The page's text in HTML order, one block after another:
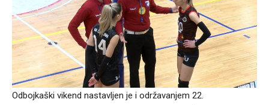
Odbojkaški vikend nastavljen je i održavanjem 22.